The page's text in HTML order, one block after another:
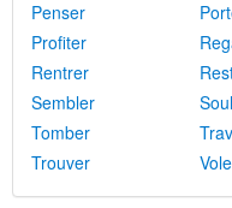
Penser
Profiter
Rentrer
Sembler
Tomber
Trouver